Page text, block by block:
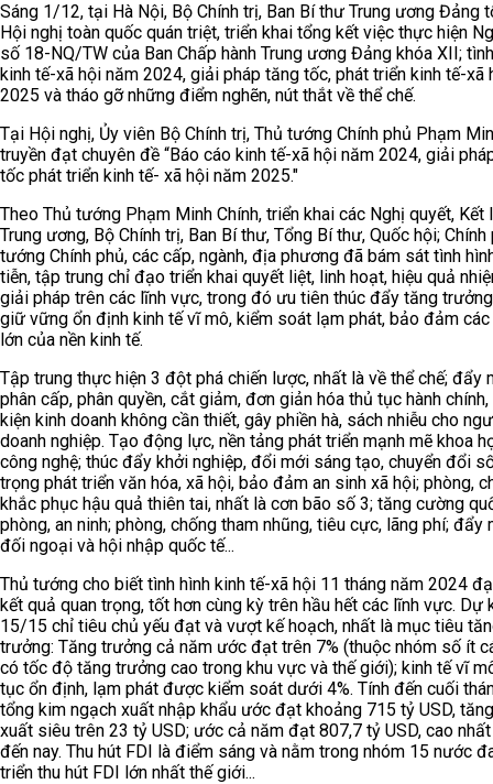
Sáng 1/12, tại Hà Nội, Bộ Chính trị, Ban Bí thư Trung ương Đảng
Hội nghị toàn quốc quán triệt, triển khai tổng kết việc thực hiện
số 18-NQ/TW của Ban Chấp hành Trung ương Đảng khóa XII;
kinh tế-xã hội năm 2024, giải pháp tăng tốc, phát triển kinh tế-xã
2025 và tháo gỡ những điểm nghẽn, nút thắt về thể chế.
Tại Hội nghị, Ủy viên Bộ Chính trị, Thủ tướng Chính phủ Phạm
truyền đạt chuyên đề “Báo cáo kinh tế-xã hội năm 2024, giải
tốc phát triển kinh tế- xã hội năm 2025."
Theo Thủ tướng Phạm Minh Chính, triển khai các Nghị quyết, Kết
Trung ương, Bộ Chính trị, Ban Bí thư, Tổng Bí thư, Quốc hội; Chính
tướng Chính phủ, các cấp, ngành, địa phương đã bám sát tình
tiễn, tập trung chỉ đạo triển khai quyết liệt, linh hoạt, hiệu quả
giải pháp trên các lĩnh vực, trong đó ưu tiên thúc đẩy tăng
giữ vững ổn định kinh tế vĩ mô, kiểm soát lạm phát, bảo đảm
lớn của nền kinh tế.
Tập trung thực hiện 3 đột phá chiến lược, nhất là về thể chế; đẩy
phân cấp, phân quyền, cắt giảm, đơn giản hóa thủ tục hành
kiện kinh doanh không cần thiết, gây phiền hà, sách nhiễu cho
doanh nghiệp. Tạo động lực, nền tảng phát triển mạnh mẽ khoa
công nghệ; thúc đẩy khởi nghiệp, đổi mới sáng tạo, chuyển đổi
trọng phát triển văn hóa, xã hội, bảo đảm an sinh xã hội; phòng,
khắc phục hậu quả thiên tai, nhất là cơn bão số 3; tăng cường
phòng, an ninh; phòng, chống tham nhũng, tiêu cực, lãng phí; đẩy
đối ngoại và hội nhập quốc tế...
Thủ tướng cho biết tình hình kinh tế-xã hội 11 tháng năm 2024
kết quả quan trọng, tốt hơn cùng kỳ trên hầu hết các lĩnh vực. Dự
15/15 chỉ tiêu chủ yếu đạt và vượt kế hoạch, nhất là mục tiêu
trưởng: Tăng trưởng cả năm ước đạt trên 7% (thuộc nhóm số ít
có tốc độ tăng trưởng cao trong khu vực và thế giới); kinh tế vĩ
tục ổn định, lạm phát được kiểm soát dưới 4%. Tính đến cuối
tổng kim ngạch xuất nhập khẩu ước đạt khoảng 715 tỷ USD,
xuất siêu trên 23 tỷ USD; ước cả năm đạt 807,7 tỷ USD, cao
đến nay. Thu hút FDI là điểm sáng và nằm trong nhóm 15 nước
triển thu hút FDI lớn nhất thế giới...